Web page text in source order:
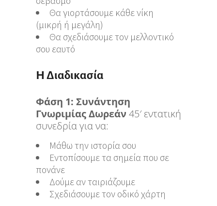
Θα γιορτάσουμε κάθε νίκη
(μικρή ή μεγάλη)
Θα σχεδιάσουμε τον μελλοντικό
σου εαυτό
Η Διαδικασία
Φάση 1: Συνάντηση
Γνωριμίας Δωρεάν 45′ εντατική
συνεδρία για να:
Μάθω την ιστορία σου
Εντοπίσουμε τα σημεία που σε
πονάνε
Δούμε αν ταιριάζουμε
Σχεδιάσουμε τον οδικό χάρτη